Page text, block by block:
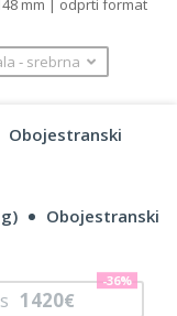
mm | odprti format
‐ srebrna
Obojestranski
Obojestranski
1420€
-36%